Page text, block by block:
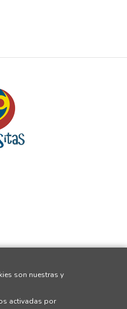
son nuestras y
activadas por